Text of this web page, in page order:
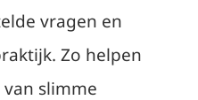
vragen en
Zo helpen
slimme